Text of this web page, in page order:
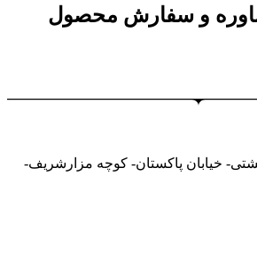
و سفارش محصول
خیابان پاکستان- کوچه مزارشریف-